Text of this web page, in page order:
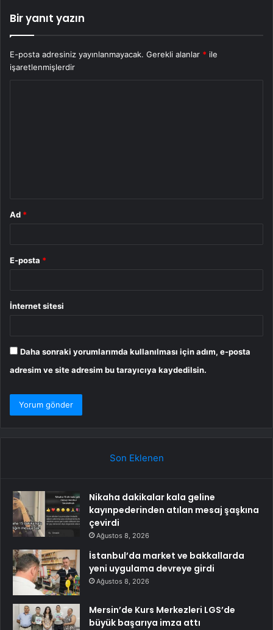
Bir yanıt yazın
E-posta adresiniz yayınlanmayacak. Gerekli alanlar * ile
işaretlenmişlerdir
Ad *
E-posta *
İnternet sitesi
Daha sonraki yorumlarımda kullanılması için adım, e-posta
adresim ve site adresim bu tarayıcıya kaydedilsin.
Son Eklenen
Nikaha dakikalar kala geline
kayınpederinden atılan mesaj şaşkına
çevirdi
Ağustos 8, 2026
İstanbul’da market ve bakkallarda
yeni uygulama devreye girdi
Ağustos 8, 2026
Mersin’de Kurs Merkezleri LGS’de
büyük başarıya imza attı